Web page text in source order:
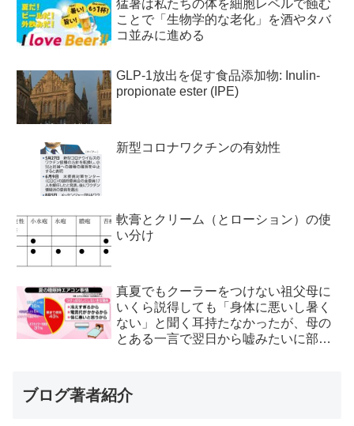
猛暑は私たちの体を細胞レベルで蝕む
ことで「生物学的な老化」を酒やタバ
コ並みに進める
GLP-1放出を促す食品添加物: Inulin-
propionate ester (IPE)
新型コロナワクチンの有効性
軟膏とクリーム（とローション）の使
い分け
真夏でもクーラーをつけない祖父母に
いくら説得しても「身体に悪いし暑く
ない」と聞く耳持たなかったが、母の
とある一言で翌日から嘘みたいに部屋
ブログ著者紹介